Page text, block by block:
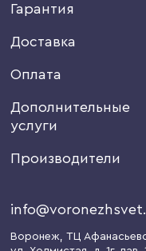
Гарантия
Доставка
Оплата
Дополнительные
услуги
Производители
Воронеж, ТЦ